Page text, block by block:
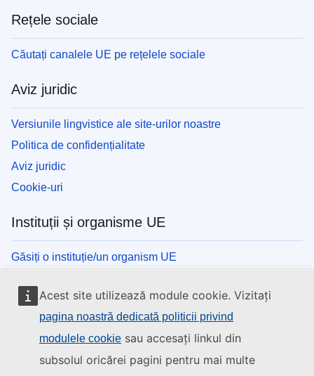
Acest site utilizează module cookie. Vizitați
pagina noastră dedicată politicii privind
modulele cookie sau accesați linkul din
subsolul oricărei pagini pentru mai multe
Rețele sociale
Căutați canalele UE pe rețelele sociale
Aviz juridic
Versiunile lingvistice ale site-urilor noastre
Politica de confidențialitate
Aviz juridic
Cookie-uri
Instituții și organisme UE
Găsiți o instituție/un organism UE